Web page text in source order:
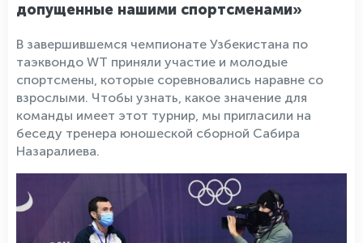
допущенные нашими спортсменами»
В завершившемся чемпионате Узбекистана по
таэквондо WT приняли участие и молодые
спортсмены, которые соревновались наравне со
взрослыми. Чтобы узнать, какое значение для
команды имеет этот турнир, мы пригласили на
беседу тренера юношеской сборной Сабира
Назаралиева.